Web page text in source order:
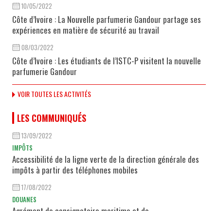
10/05/2022
Côte d’Ivoire : La Nouvelle parfumerie Gandour partage ses
expériences en matière de sécurité au travail
08/03/2022
Côte d’Ivoire : Les étudiants de l’ISTC-P visitent la nouvelle
parfumerie Gandour
VOIR TOUTES LES ACTIVITÉS
LES COMMUNIQUÉS
13/09/2022
IMPÔTS
Accessibilité de la ligne verte de la direction générale des
impôts à partir des téléphones mobiles
17/08/2022
DOUANES